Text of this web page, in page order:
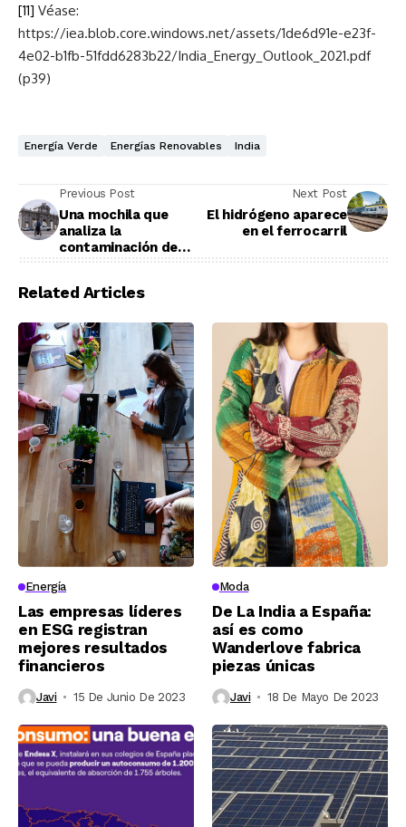
[11] Véase:
https://iea.blob.core.windows.net/assets/1de6d91e-e23f-
4e02-b1fb-51fdd6283b22/India_Energy_Outlook_2021.pdf
(p39)
Energía Verde Energías Renovables India
Previous Post
Una mochila que
analiza la
contaminación de
Next Post
El hidrógeno aparece
en el ferrocarril
Related Articles
Energía
Las empresas líderes
en ESG registran
mejores resultados
financieros
Javi 15 De Junio De 2023
Moda
De La India a España:
así es como
Wanderlove fabrica
piezas únicas
Javi 18 De Mayo De 2023